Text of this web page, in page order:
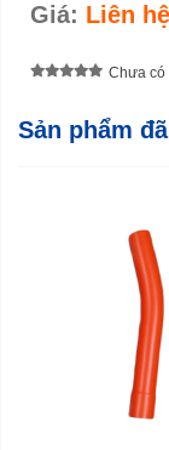
phun nước > 2,8
Giá: Liên hệ
Chưa có
Sản phẩm